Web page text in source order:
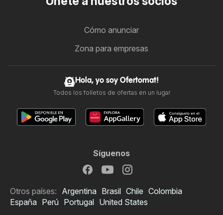
Cómo anunciar
Zona para empresas
Hola, yo soy Ofertomat!
Todos los folletos de ofertas en un lugar
Síguenos
Otros países: Argentina Brasil Chile Colombia
España Perú Portugal United States